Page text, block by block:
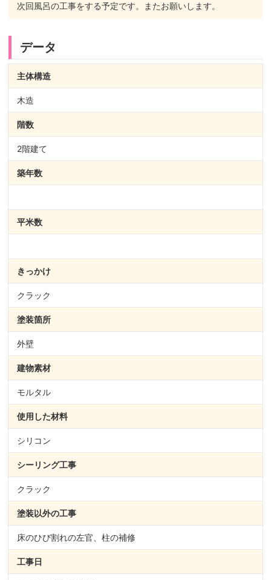
次回風呂の工事をする予定です。またお願いします。
データ
主体構造
木造
階数
2階建て
築年数
平米数
きっかけ
クラック
塗装箇所
外壁
建物素材
モルタル
使用した材料
シリコン
シーリング工事
クラック
塗装以外の工事
床のひび割れの左官、柱の補修
工事日